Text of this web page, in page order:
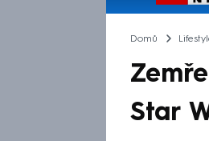
Domů
Star